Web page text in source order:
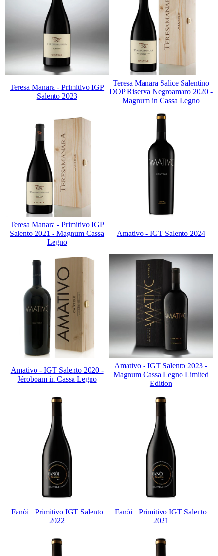
Teresa Manara - Primitivo IGP
Salento 2023
Teresa Manara Salice Salentino
DOP Riserva Negroamaro 2020 -
Magnum in Cassa Legno
Teresa Manara - Primitivo IGP
Salento 2021 - Magnum Cassa
Legno
Amativo - IGT Salento 2024
Amativo - IGT Salento 2020 -
Jéroboam in Cassa Legno
Amativo - IGT Salento 2023 -
Magnum Cassa Legno Limited
Edition
Fanòi - Primitivo IGT Salento
2022
Fanòi - Primitivo IGT Salento
2021